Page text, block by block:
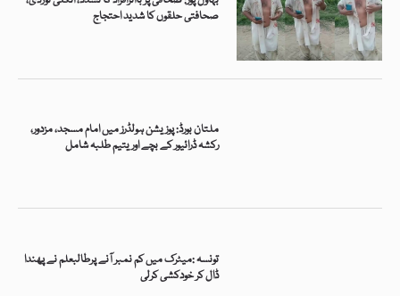
صحافتی حلقوں کا شدید احتجاج
ملتان بورڈ: پوزیشن ہولڈرز میں امام مسجد، مزدور،
رکشہ ڈرائیور کے بچے اور یتیم طلبہ شامل
تونسہ :میٹرک میں کم نمبر آنے پرطالبعلم نے پھندا
ڈال کر خودکشی کرلی